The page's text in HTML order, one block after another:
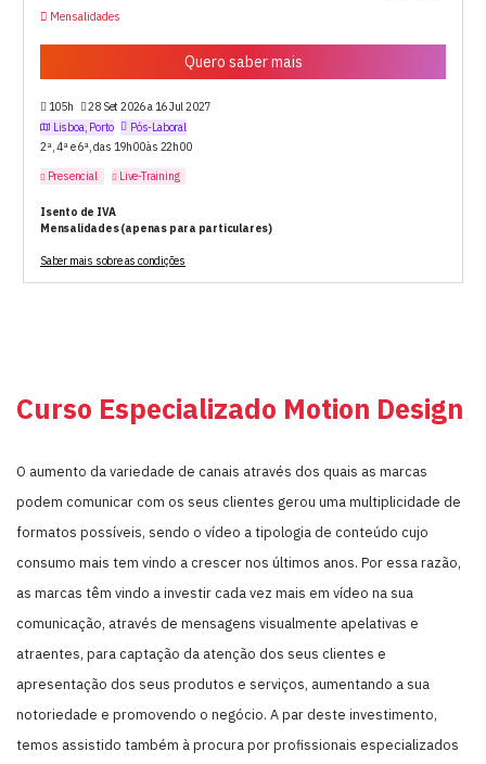
Curso Especializado Motion Design
O aumento da variedade de canais através dos quais as marcas
podem comunicar com os seus clientes gerou uma multiplicidade de
formatos possíveis, sendo o vídeo a tipologia de conteúdo cujo
consumo mais tem vindo a crescer nos últimos anos. Por essa razão,
as marcas têm vindo a investir cada vez mais em vídeo na sua
comunicação, através de mensagens visualmente apelativas e
atraentes, para captação da atenção dos seus clientes e
apresentação dos seus produtos e serviços, aumentando a sua
notoriedade e promovendo o negócio. A par deste investimento,
temos assistido também à procura por profissionais especializados
Mensalidades
Quero saber mais
105h
28 Set 2026 a 16 Jul 2027
Lisboa, Porto
Pós-Laboral
2ª, 4ª e 6ª, das 19h00 às 22h00
Presencial Live-Training
Isento de IVA
Mensalidades (apenas para particulares)
Saber mais sobre as condições